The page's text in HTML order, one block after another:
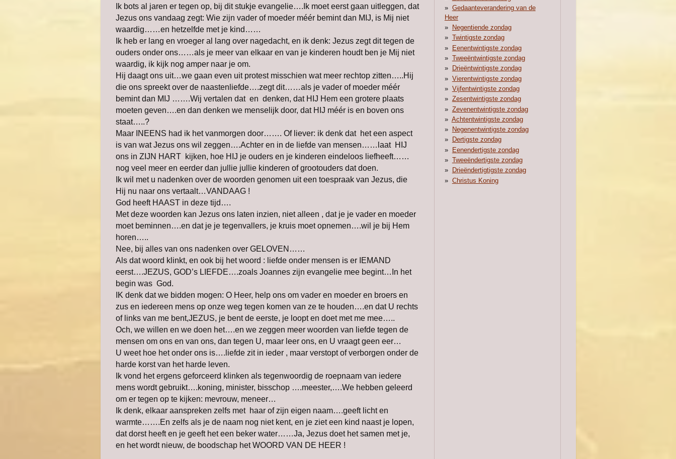
Ik bots al jaren er tegen op, bij dit stukje evangelie….Ik moet eerst gaan uitleggen, dat
Jezus ons vandaag zegt: Wie zijn vader of moeder méér bemint dan MIJ, is Mij niet
waardig……en hetzelfde met je kind……
Ik heb er lang en vroeger al lang over nagedacht, en ik denk: Jezus zegt dit tegen de
ouders onder ons……als je meer van elkaar en van je kinderen houdt ben je Mij niet
waardig, ik kijk nog amper naar je om.
Hij daagt ons uit…we gaan even uit protest misschien wat meer rechtop zitten…..Hij
die ons spreekt over de naastenliefde….zegt dit……als je vader of moeder méér
bemint dan MIJ …….Wij vertalen dat en denken, dat HIJ Hem een grotere plaats
moeten geven….en dan denken we menselijk door, dat HIJ méér is en boven ons
staat…..?
Maar INEENS had ik het vanmorgen door……. Of liever: ik denk dat het een aspect
is van wat Jezus ons wil zeggen….Achter en in de liefde van mensen……laat HIJ
ons in ZIJN HART kijken, hoe HIJ je ouders en je kinderen eindeloos liefheeft……
nog veel meer en eerder dan jullie jullie kinderen of grootouders dat doen.
Ik wil met u nadenken over de woorden genomen uit een toespraak van Jezus, die
Hij nu naar ons vertaalt…VANDAAG !
God heeft HAAST in deze tijd….
Met deze woorden kan Jezus ons laten inzien, niet alleen , dat je je vader en moeder
moet beminnen….en dat je je tegenvallers, je kruis moet opnemen….wil je bij Hem
horen…..
Nee, bij alles van ons nadenken over GELOVEN……
Als dat woord klinkt, en ook bij het woord : liefde onder mensen is er IEMAND
eerst….JEZUS, GOD’s LIEFDE….zoals Joannes zijn evangelie mee begint…In het
begin was God.
IK denk dat we bidden mogen: O Heer, help ons om vader en moeder en broers en
zus en iedereen mens op onze weg tegen komen van ze te houden….en dat U rechts
of links van me bent,JEZUS, je bent de eerste, je loopt en doet met me mee…..
Och, we willen en we doen het….en we zeggen meer woorden van liefde tegen de
mensen om ons en van ons, dan tegen U, maar leer ons, en U vraagt geen eer…
U weet hoe het onder ons is….liefde zit in ieder , maar verstopt of verborgen onder de
harde korst van het harde leven.
Ik vond het ergens geforceerd klinken als tegenwoordig de roepnaam van iedere
mens wordt gebruikt….koning, minister, bisschop ….meester,….We hebben geleerd
om er tegen op te kijken: mevrouw, meneer…
Ik denk, elkaar aanspreken zelfs met haar of zijn eigen naam….geeft licht en
warmte…….En zelfs als je de naam nog niet kent, en je ziet een kind naast je lopen,
dat dorst heeft en je geeft het een beker water……Ja, Jezus doet het samen met je,
en het wordt nieuw, de boodschap het WOORD VAN DE HEER !
Gedaanteverandering van de
Heer
Negentiende zondag
Twintigste zondag
Eenentwintigste zondag
Tweeëntwintigste zondag
Drieëntwintigste zondag
Vierentwintigste zondag
Vijfentwintigste zondag
Zesentwintigste zondag
Zevenentwintigste zondag
Achtentwintigste zondag
Negenentwintigste zondag
Dertigste zondag
Eenendertigste zondag
Tweeëndertigste zondag
Drieëndertigtigste zondag
Christus Koning